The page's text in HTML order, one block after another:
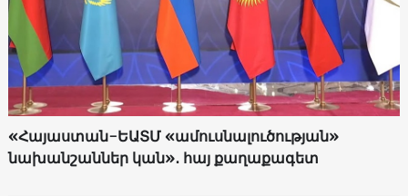
«Հայաստան-ԵԱՏՄ «ամուսնալուծության»
նախանշաններ կան»․ հայ քաղաքագետ